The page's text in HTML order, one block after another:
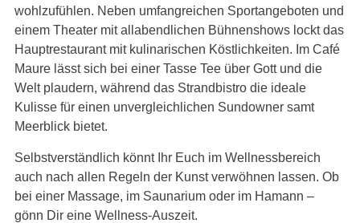
wohlzufühlen. Neben umfangreichen Sportangeboten und
einem Theater mit allabendlichen Bühnenshows lockt das
Hauptrestaurant mit kulinarischen Köstlichkeiten. Im Café
Maure lässt sich bei einer Tasse Tee über Gott und die
Welt plaudern, während das Strandbistro die ideale
Kulisse für einen unvergleichlichen Sundowner samt
Meerblick bietet.
Selbstverständlich könnt Ihr Euch im Wellnessbereich
auch nach allen Regeln der Kunst verwöhnen lassen. Ob
bei einer Massage, im Saunarium oder im Hamann –
gönn Dir eine Wellness-Auszeit.